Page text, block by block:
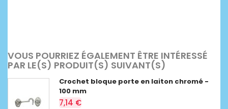
VOUS POURRIEZ ÉGALEMENT ÊTRE INTÉRESSÉ
PAR LE(S) PRODUIT(S) SUIVANT(S)
Crochet bloque porte en laiton chromé -
100 mm
7,14 €